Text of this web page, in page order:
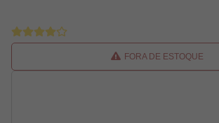
FORA DE ESTOQUE